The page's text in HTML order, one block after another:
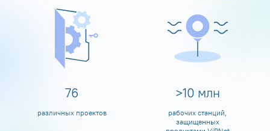
80
различных проектов
>10 млн
рабочих станций,
защищенных